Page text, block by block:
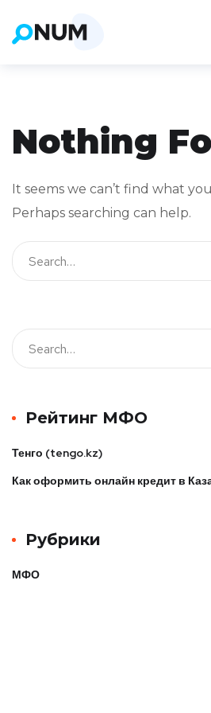
Nothing
It seems we can’t find what
Perhaps searching can help.
Рейтинг МФО
Тенго (tengo.kz)
Как оформить онлайн кредит в
Рубрики
МФО